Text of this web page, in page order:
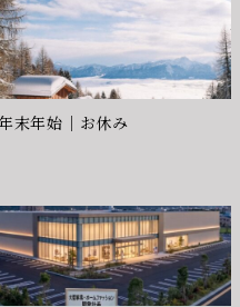
末年始｜お休み